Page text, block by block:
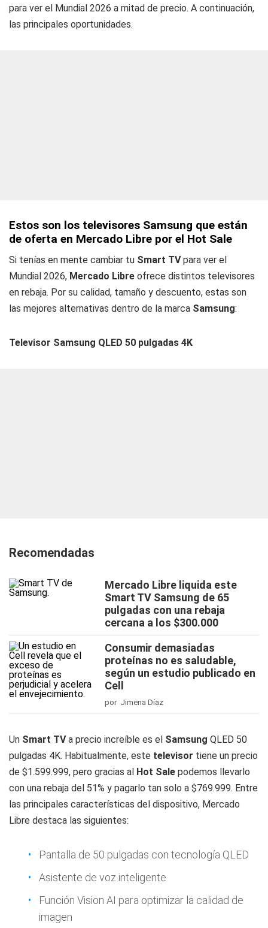
para ver el Mundial 2026 a mitad de precio. A continuación,
las principales oportunidades.
Estos son los televisores Samsung que están
de oferta en Mercado Libre por el Hot Sale
Si tenías en mente cambiar tu Smart TVpara ver el
Mundial 2026, Mercado Libre ofrece distintos televisores
en rebaja. Por su calidad, tamaño y descuento, estas son
las mejores alternativas dentro de la marca Samsung:
Televisor Samsung QLED 50 pulgadas 4K
Recomendadas
Mercado Libre liquida este
Smart TV Samsung de 65
pulgadas con una rebaja
cercana a los $300.000
Consumir demasiadas
proteínas no es saludable,
según un estudio publicado en
Cell
por Jimena Díaz
Un Smart TVa precio increíble es el Samsung QLED 50
pulgadas 4K. Habitualmente, este televisor tiene un precio
de $1.599.999, pero gracias al Hot Sale podemos llevarlo
con una rebaja del 51% y pagarlo tan solo a $769.999. Entre
las principales características del dispositivo, Mercado
Libre destaca las siguientes:
Pantalla de 50 pulgadas con tecnología QLED
Asistente de voz inteligente
Función Vision AI para optimizar la calidad de
imagen